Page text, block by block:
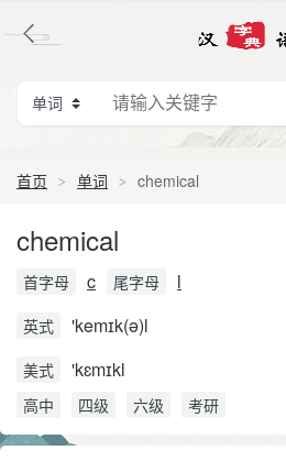
首页 单词 chemical
chemical
首字母 c 尾字母 l
英式 'kemɪk(ə)l
美式 'kɛmɪkl
高中 四级 六级 考研